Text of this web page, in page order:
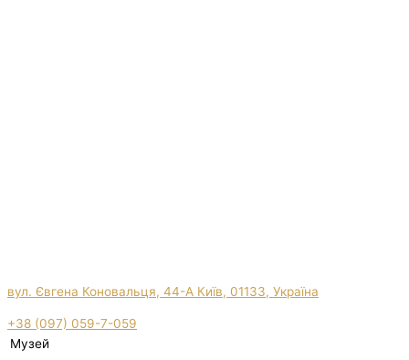
вул. Євгена Коновальця, 44-А Київ, 01133, Україна
+38 (097) 059-7-059
Музей